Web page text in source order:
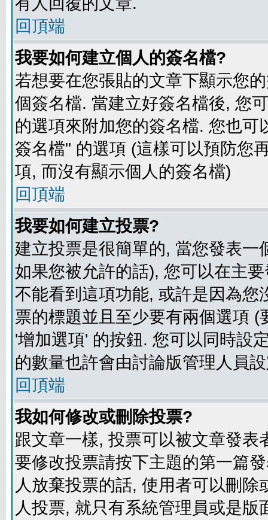
回頂端
我要如何建立個人的簽名檔?
若想要在您張貼的文章下顯示您
個簽名檔. 當建立好簽名檔後, 您
的選項來附加您的簽名檔. 您也
簽名檔" 的選項 (這樣可以預防您
項, 而沒有顯示個人的簽名檔)
回頂端
我要如何建立投票?
建立投票是很簡單的, 當您發表
如果您被允許的話), 您可以在主
不能看到這項功能, 或許是因為
票的標題並且至少要有兩個選項
'增加選項' 的按鈕. 您可以同時設
的數量也許會由討論版管理人員
回頂端
我如何修改或刪除投票?
跟文章一樣, 投票可以被文章發
要修改投票請按下主題的第一篇
人放棄投票的話, 使用者可以刪
人投票, 就只有系統管理員或是